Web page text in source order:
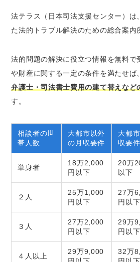
法テラス（日本司法支援センター）は
た法的トラブル解決のための総合案内
法的問題の解決に役立つ情報を無料で
や財産に関する一定の条件を満たせば
弁護士・司法書士費用の建て替えなど
す。
相談者の世
帯人数
大都市以外
の月収要件
大都
収要件
単身者
18万2,000
円以下
20万
以下
２人
25万1,000
円以下
27万
円以下
３人
27万2,000
円以下
29万
円以下
４人以上
29万9,000
32万